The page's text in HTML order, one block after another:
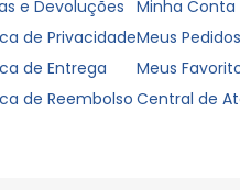
e Devoluções
de Privacidade
de Entrega
de Reembolso
Minha Conta
Meus Pedidos
Meus
Central de